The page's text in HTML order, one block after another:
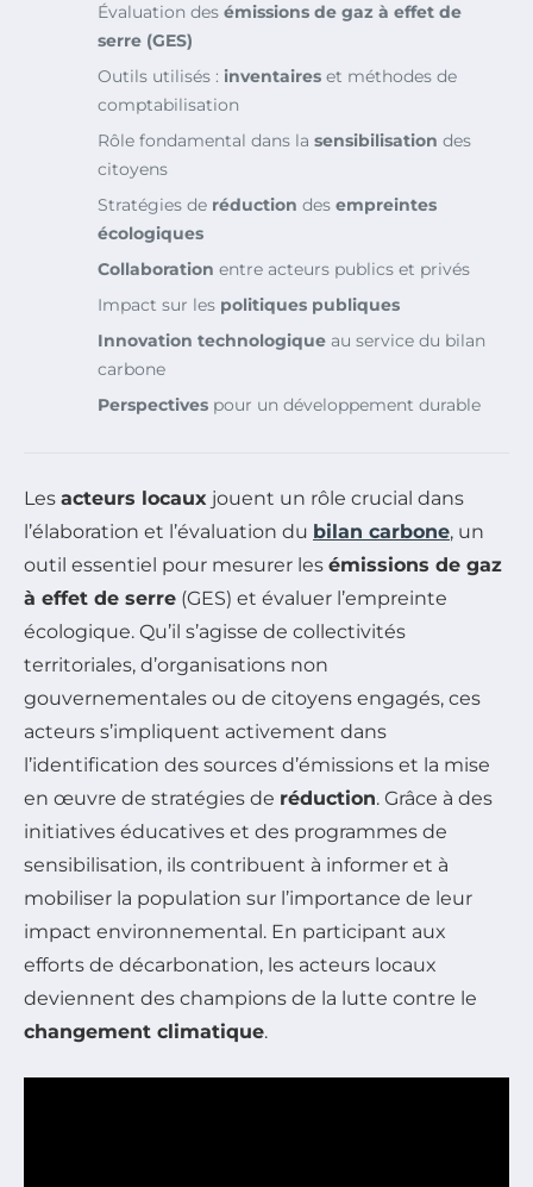
Évaluation des émissions de gaz à effet de
serre (GES)
Outils utilisés : inventaires et méthodes de
comptabilisation
Rôle fondamental dans la sensibilisation des
citoyens
Stratégies de réduction des empreintes
écologiques
Collaboration entre acteurs publics et privés
Impact sur les politiques publiques
Innovation technologique au service du bilan
carbone
Perspectives pour un développement durable
Les acteurs locaux jouent un rôle crucial dans
l’élaboration et l’évaluation du bilan carbone, un
outil essentiel pour mesurer les émissions de gaz
à effet de serre (GES) et évaluer l’empreinte
écologique. Qu’il s’agisse de collectivités
territoriales, d’organisations non
gouvernementales ou de citoyens engagés, ces
acteurs s’impliquent activement dans
l’identification des sources d’émissions et la mise
en œuvre de stratégies de réduction. Grâce à des
initiatives éducatives et des programmes de
sensibilisation, ils contribuent à informer et à
mobiliser la population sur l’importance de leur
impact environnemental. En participant aux
efforts de décarbonation, les acteurs locaux
deviennent des champions de la lutte contre le
changement climatique.